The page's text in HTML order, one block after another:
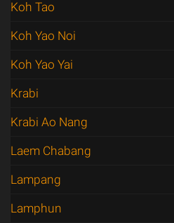
Koh Tao
Koh Yao Noi
Koh Yao Yai
Krabi
Krabi Ao Nang
Laem Chabang
Lampang
Lamphun